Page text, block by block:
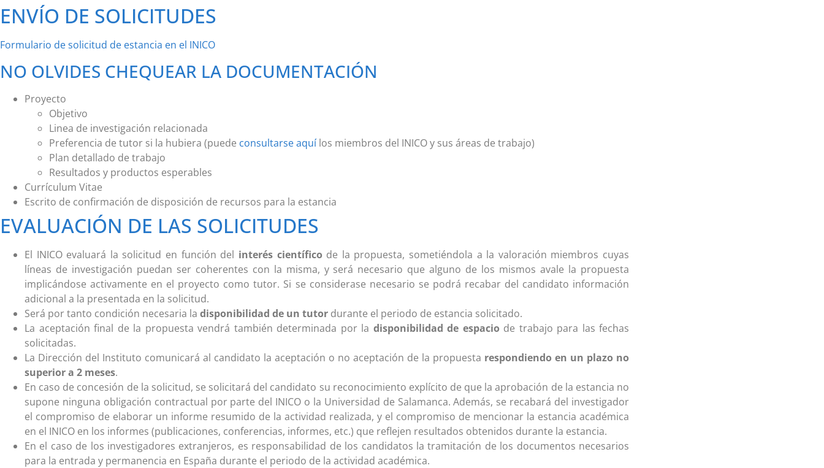
ENVÍO DE SOLICITUDES
Formulario de solicitud de estancia en el INICO
NO OLVIDES CHEQUEAR LA DOCUMENTACIÓN
Proyecto
Objetivo
Linea de investigación relacionada
Preferencia de tutor si la hubiera (puede consultarse aquílos miembros del INICO y sus áreas de trabajo)
Plan detallado de trabajo
Resultados y productos esperables
Currículum Vitae
Escrito de confirmación de disposición de recursos para la estancia
EVALUACIÓN DE LAS SOLICITUDES
El INICO evaluará la solicitud en función del interés científico de la propuesta, sometiéndola a la valoración miembros cuyas
líneas de investigación puedan ser coherentes con la misma, y será necesario que alguno de los mismos avale la propuesta
implicándose activamente en el proyecto como tutor. Si se considerase necesario se podrá recabar del candidato información
adicional a la presentada en la solicitud.
Será por tanto condición necesaria la disponibilidad de un tutor durante el periodo de estancia solicitado.
La aceptación final de la propuesta vendrá también determinada por la disponibilidad de espacio de trabajo para las fechas
solicitadas.
La Dirección del Instituto comunicará al candidato la aceptación o no aceptación de la propuesta respondiendo en un plazo no
superior a 2 meses.
En caso de concesión de la solicitud, se solicitará del candidato su reconocimiento explícito de que la aprobación de la estancia no
supone ninguna obligación contractual por parte del INICO o la Universidad de Salamanca. Además, se recabará del investigador
el compromiso de elaborar un informe resumido de la actividad realizada, y el compromiso de mencionar la estancia académica
en el INICO en los informes (publicaciones, conferencias, informes, etc.) que reflejen resultados obtenidos durante la estancia.
En el caso de los investigadores extranjeros, es responsabilidad de los candidatos la tramitación de los documentos necesarios
para la entrada y permanencia en España durante el periodo de la actividad académica.